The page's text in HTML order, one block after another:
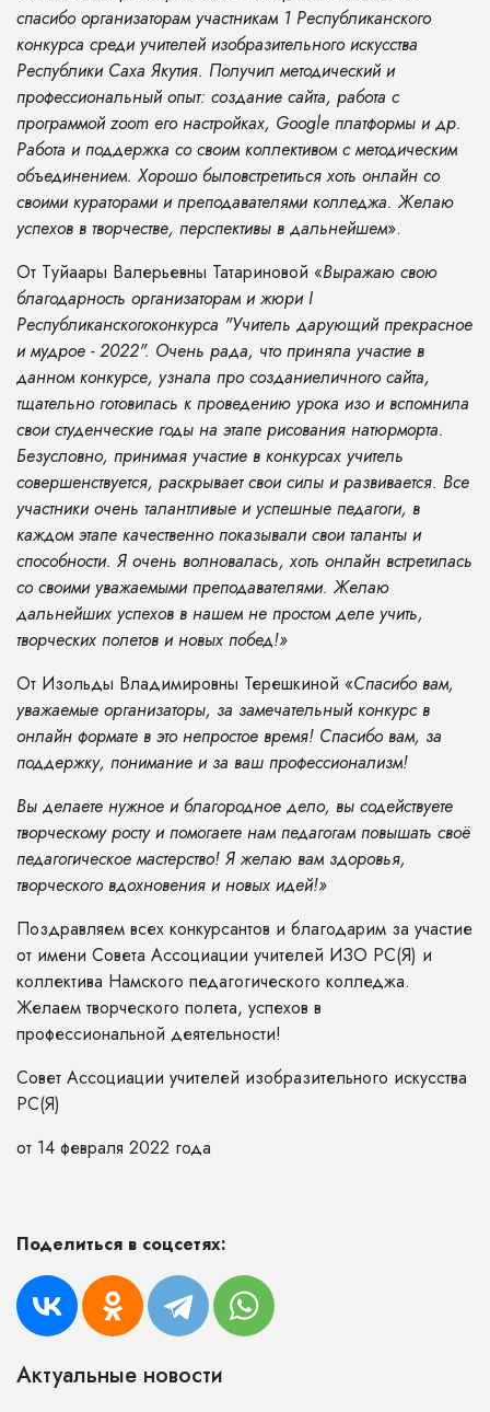
спасибо организаторам участникам 1 Республиканского
конкурса среди учителей изобразительного искусства
Республики Саха Якутия. Получил методический и
профессиональный опыт: создание сайта, работа с
программой zoom его настройках, Google платформы и др.
Работа и поддержка со своим коллективом с методическим
объединением. Хорошо быловстретиться хоть онлайн со
своими кураторами и преподавателями колледжа. Желаю
успехов в творчестве, перспективы в дальнейшем».
От Туйаары Валерьевны Татариновой «Выражаю свою
благодарность организаторам и жюри I
Республиканскогоконкурса "Учитель дарующий прекрасное
и мудрое - 2022". Очень рада, что приняла участие в
данном конкурсе, узнала про созданиеличного сайта,
тщательно готовилась к проведению урока изо и вспомнила
свои студенческие годы на этапе рисования натюрморта.
Безусловно, принимая участие в конкурсах учитель
совершенствуется, раскрывает свои силы и развивается. Все
участники очень талантливые и успешные педагоги, в
каждом этапе качественно показывали свои таланты и
способности. Я очень волновалась, хоть онлайн встретилась
со своими уважаемыми преподавателями. Желаю
дальнейших успехов в нашем не простом деле учить,
творческих полетов и новых побед!»
От Изольды Владимировны Терешкиной «Спасибо вам,
уважаемые организаторы, за замечательный конкурс в
онлайн формате в это непростое время! Спасибо вам, за
поддержку, понимание и за ваш профессионализм!
Вы делаете нужное и благородное дело, вы содействуете
творческому росту и помогаете нам педагогам повышать своё
педагогическое мастерство! Я желаю вам здоровья,
творческого вдохновения и новых идей!»
Поздравляем всех конкурсантов и благодарим за участие
от имени Совета Ассоциации учителей ИЗО РС(Я) и
коллектива Намского педагогического колледжа.
Желаем творческого полета, успехов в
профессиональной деятельности!
Совет Ассоциации учителей изобразительного искусства
РС(Я)
от 14 февраля 2022 года
Поделиться в соцсетях:
Актуальные новости